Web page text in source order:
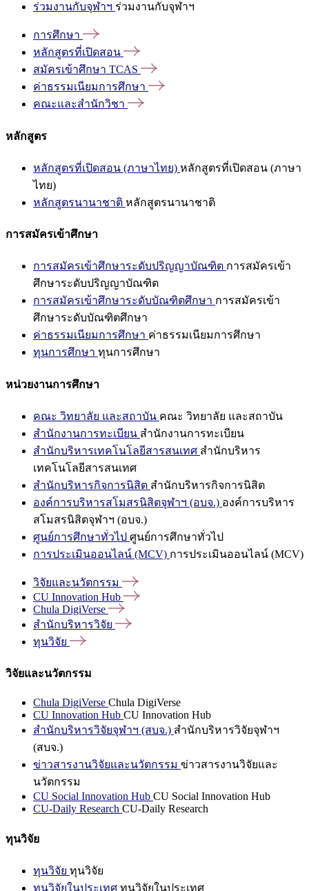
ร่วมงานกับจุฬาฯ ร่วมงานกับจุฬาฯ
การศึกษา
หลักสูตรที่เปิดสอน
สมัครเข้าศึกษา TCAS
ค่าธรรมเนียมการศึกษา
คณะและสำนักวิชา
หลักสูตร
หลักสูตรที่เปิดสอน (ภาษาไทย) หลักสูตรที่เปิดสอน (ภาษา
ไทย)
หลักสูตรนานาชาติ หลักสูตรนานาชาติ
การสมัครเข้าศึกษา
การสมัครเข้าศึกษาระดับปริญญาบัณฑิต การสมัครเข้า
ศึกษาระดับปริญญาบัณฑิต
การสมัครเข้าศึกษาระดับบัณฑิตศึกษา การสมัครเข้า
ศึกษาระดับบัณฑิตศึกษา
ค่าธรรมเนียมการศึกษา ค่าธรรมเนียมการศึกษา
ทุนการศึกษา ทุนการศึกษา
หน่วยงานการศึกษา
คณะ วิทยาลัย และสถาบัน คณะ วิทยาลัย และสถาบัน
สำนักงานการทะเบียน สำนักงานการทะเบียน
สำนักบริหารเทคโนโลยีสารสนเทศ สำนักบริหาร
เทคโนโลยีสารสนเทศ
สำนักบริหารกิจการนิสิต สำนักบริหารกิจการนิสิต
องค์การบริหารสโมสรนิสิตจุฬาฯ (อบจ.) องค์การบริหาร
สโมสรนิสิตจุฬาฯ (อบจ.)
ศูนย์การศึกษาทั่วไป ศูนย์การศึกษาทั่วไป
การประเมินออนไลน์ (MCV) การประเมินออนไลน์ (MCV)
วิจัยและนวัตกรรม
CU Innovation Hub
Chula DigiVerse
สำนักบริหารวิจัย
ทุนวิจัย
วิจัยและนวัตกรรม
Chula DigiVerse Chula DigiVerse
CU Innovation Hub CU Innovation Hub
สำนักบริหารวิจัยจุฬาฯ (สบจ.) สำนักบริหารวิจัยจุฬาฯ
(สบจ.)
ข่าวสารงานวิจัยและนวัตกรรม ข่าวสารงานวิจัยและ
นวัตกรรม
CU Social Innovation Hub CU Social Innovation Hub
CU-Daily Research CU-Daily Research
ทุนวิจัย
ทุนวิจัย ทุนวิจัย
ทุนวิจัยในประเทศ ทุนวิจัยในประเทศ